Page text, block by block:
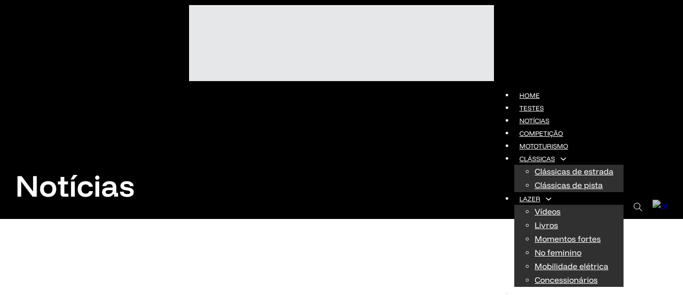
HOME
TESTES
NOTÍCIAS
COMPETIÇÃO
MOTOTURISMO
CLÁSSICAS
Clássicas de estrada
Clássicas de pista
LAZER
Vídeos
Livros
Momentos fortes
No feminino
Mobilidade elétrica
Concessionários
Notícias